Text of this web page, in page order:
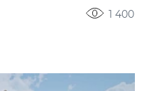
1 400